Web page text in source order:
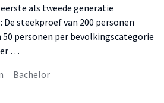
als tweede generatie
steekproef van 200 personen
50 personen per bevolkingscategorie
…
Bachelor